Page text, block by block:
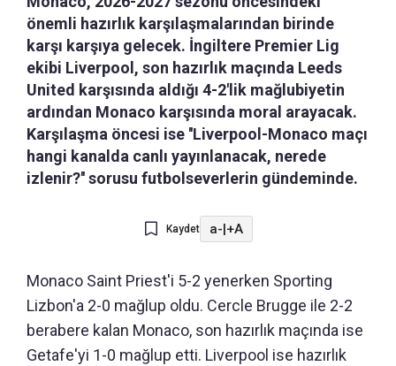
önemli hazırlık karşılaşmalarından birinde
karşı karşıya gelecek. İngiltere Premier Lig
ekibi Liverpool, son hazırlık maçında Leeds
United karşısında aldığı 4-2'lik mağlubiyetin
ardından Monaco karşısında moral arayacak.
Karşılaşma öncesi ise ''Liverpool-Monaco maçı
hangi kanalda canlı yayınlanacak, nerede
izlenir?'' sorusu futbolseverlerin gündeminde.
Kaydet a-|+A
Monaco Saint Priest'i 5-2 yenerken Sporting
Lizbon'a 2-0 mağlup oldu. Cercle Brugge ile 2-2
berabere kalan Monaco, son hazırlık maçında ise
Getafe'yi 1-0 mağlup etti. Liverpool ise hazırlık